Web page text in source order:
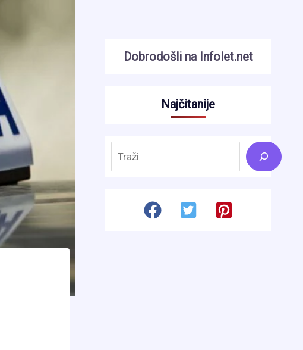
Dobrodošli na Infolet.net
Najčitanije
Search